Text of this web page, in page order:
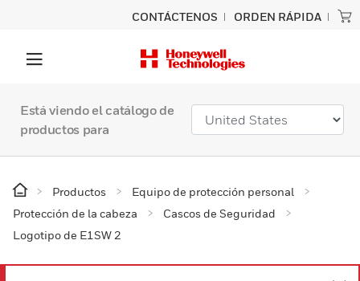
CONTÁCTENOS ORDEN RÁPIDA
Está viendo el catálogo de
productos para
Productos
Equipo de protección personal
Protección de la cabeza
Cascos de Seguridad
Logotipo de E1SW 2